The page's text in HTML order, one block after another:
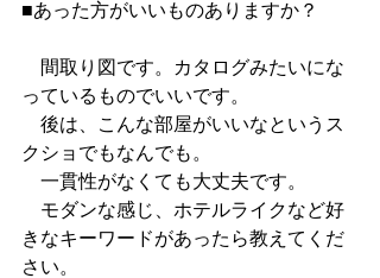
■あった方がいいものありますか？
間取り図です。カタログみたいにな
っているものでいいです。
後は、こんな部屋がいいなというス
クショでもなんでも。
一貫性がなくても大丈夫です。
モダンな感じ、ホテルライクなど好
きなキーワードがあったら教えてくだ
さい。